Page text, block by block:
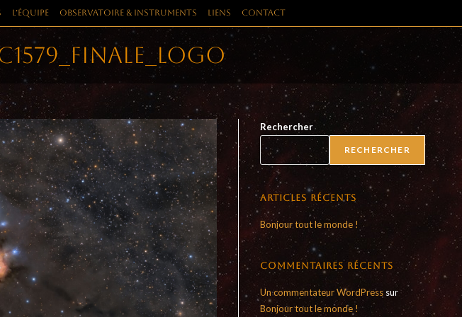
L’équipe Observatoire & instruments Liens Contact
Rechercher
RECHERCHER
Articles récents
Bonjour tout le monde !
Commentaires récents
Un commentateur WordPresssur
Bonjour tout le monde !